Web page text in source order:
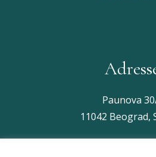
Paunova
11042 Beograd,